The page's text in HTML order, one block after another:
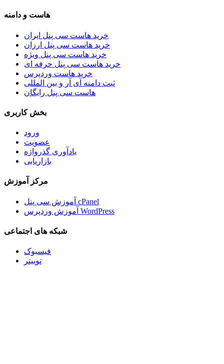
هاست و دامنه
خرید هاست سی پنل ایران
خرید هاست سی پنل ارزان
خرید هاست سی پنل ویژه
خرید هاست سی پنل حرفه ای
خرید هاست وردپرس
ثبت دامنه آی آر و بین المللی
هاست سی پنل رایگان
بخش کاربری
ورود
عضویت
یادآوری گذرواژه
بازاریابی
مرکز آموزش
آموزش سی پنل cPanel
آموزش وردپرس WordPress
شبکه های اجتماعی
فیسبوک
توییتر